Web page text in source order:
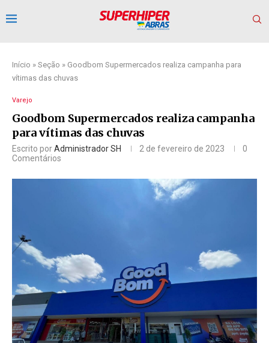
Início » Seção » Goodbom Supermercados realiza campanha para
vítimas das chuvas
Varejo
Goodbom Supermercados realiza campanha
para vítimas das chuvas
Escrito porAdministrador SH 2 de fevereiro de 2023
0
Comentários